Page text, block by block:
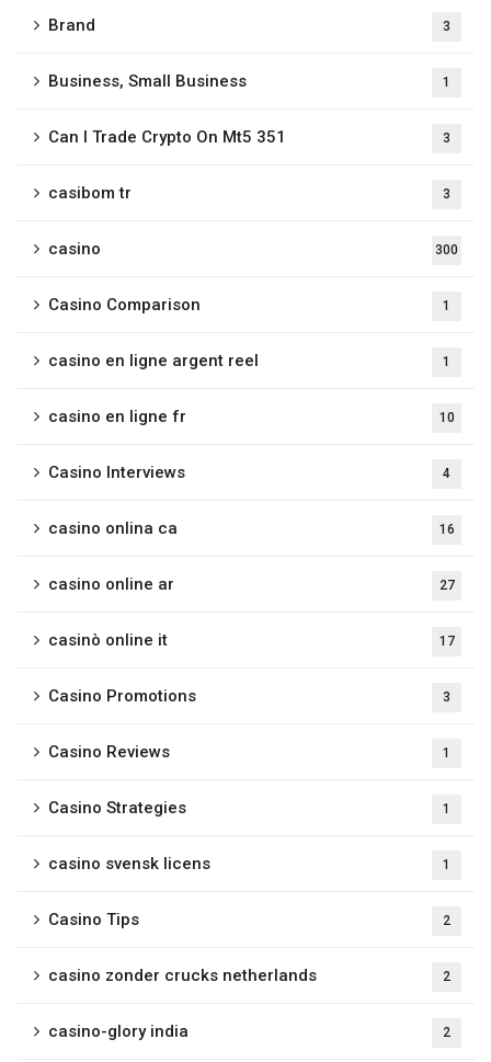
Brand 3
Business, Small Business 1
Can I Trade Crypto On Mt5 351 3
casibom tr 3
casino 300
Casino Comparison 1
casino en ligne argent reel 1
casino en ligne fr 10
Casino Interviews 4
casino onlina ca 16
casino online ar 27
casinò online it 17
Casino Promotions 3
Casino Reviews 1
Casino Strategies 1
casino svensk licens 1
Casino Tips 2
casino zonder crucks netherlands 2
casino-glory india 2